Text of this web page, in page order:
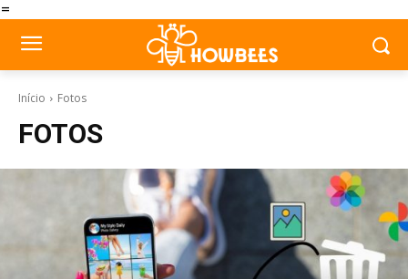
=
Início Fotos
FOTOS